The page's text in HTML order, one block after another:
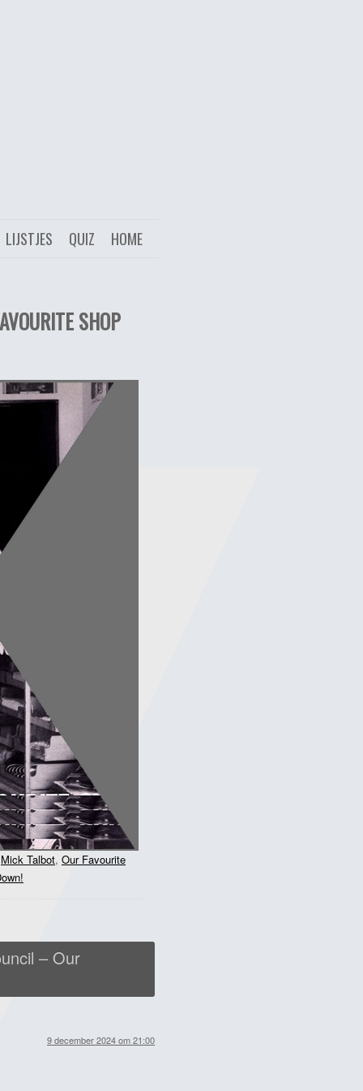
HOME
QUIZ
LIJSTJES
SHOP
Mick Talbot, Our Favourite
– Our
9 december 2024 om 21:00